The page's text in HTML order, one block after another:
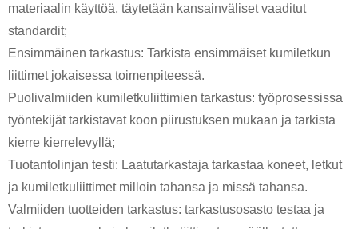
materiaalin käyttöä, täytetään kansainväliset vaaditut
standardit;
Ensimmäinen tarkastus: Tarkista ensimmäiset kumiletkun
liittimet jokaisessa toimenpiteessä.
Puolivalmiiden kumiletkuliittimien tarkastus: työprosessissa
työntekijät tarkistavat koon piirustuksen mukaan ja tarkista
kierre kierrelevyllä;
Tuotantolinjan testi: Laatutarkastaja tarkastaa koneet, letkut
ja kumiletkuliittimet milloin tahansa ja missä tahansa.
Valmiiden tuotteiden tarkastus: tarkastusosasto testaa ja